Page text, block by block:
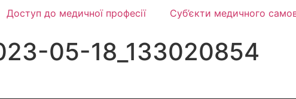
Доступ до медичної професії Суб’єкти медичного
05-18_133020854